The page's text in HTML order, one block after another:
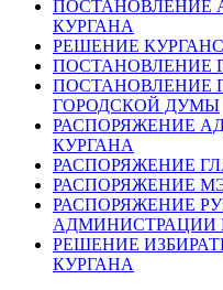
ПОСТАНОВЛЕНИЕ
КУРГАНА
РЕШЕНИЕ
ПОСТАНОВЛЕНИЕ
ПОСТАНОВЛЕНИЕ
ГОРОДСКОЙ ДУМЫ
РАСПОРЯЖЕНИЕ
КУРГАНА
РАСПОРЯЖЕНИЕ
РАСПОРЯЖЕНИЕ
РАСПОРЯЖЕНИЕ
АДМИНИСТРАЦИИ
РЕШЕНИЕ
КУРГАНА